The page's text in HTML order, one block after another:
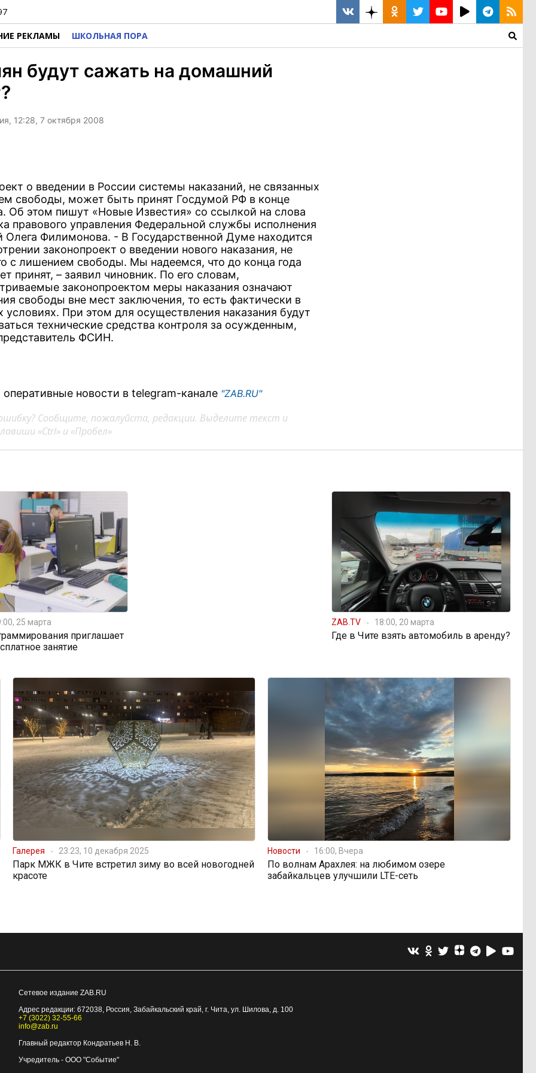
РЕКЛАМЫ ШКОЛЬНАЯ ПОРА
будут сажать на домашний
12:28, 7 октября 2008
о введении в России системы наказаний, не связанных
свободы, может быть принят Госдумой РФ в конце
Об этом пишут «Новые Известия» со ссылкой на слова
правового управления Федеральной службы исполнения
Олега Филимонова. - В Государственной Думе находится
законопроект о введении нового наказания, не
с лишением свободы. Мы надеемся, что до конца года
принят, – заявил чиновник. По его словам,
законопроектом меры наказания означают
свободы вне мест заключения, то есть фактически в
При этом для осуществления наказания будут
технические средства контроля за осужденным,
ФСИН.
новости в telegram-канале "ZAB.RU"
Сообщите, пожалуйста, редакции. Выделите текст и
«Ctrl» и «Пробел»
25 марта
приглашает
занятие
ZAB.TV 18:00, 20 марта
Где в Чите взять автомобиль в аренду?
Галерея 23:23, 10 декабря 2025
Парк МЖК в Чите встретил зиму во всей новогодней
красоте
Новости 16:00, Вчера
По волнам Арахлея: на любимом озере
забайкальцев улучшили LTE-сеть
Сетевое издание ZAB.RU
Адрес редакции: 672038, Россия, Забайкальский край, г. Чита, ул. Шилова, д. 100
+7 (3022) 32-55-66
info@zab.ru
Главный редактор Кондратьев Н. В.
Учредитель - ООО "Событие"